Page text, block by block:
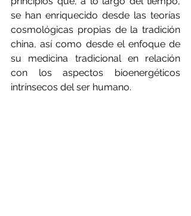
se han enriquecido desde las teorías
cosmológicas propias de la tradición
china, así como desde el enfoque de
su medicina tradicional en relación
con los aspectos bioenergéticos
intrínsecos del ser humano.